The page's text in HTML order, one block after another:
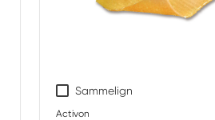
Sammelign
Activon